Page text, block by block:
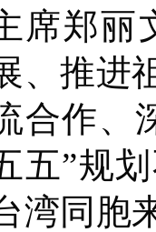
席郑丽
、推进
合作、
五”规
湾同胞